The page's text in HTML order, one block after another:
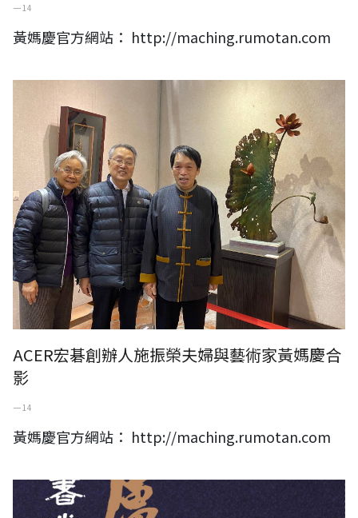
一 14
黃媽慶官方網站： http://maching.rumotan.com
ACER宏碁創辦人施振榮夫婦與藝術家黃媽慶合影
ACER宏碁創辦人施振榮夫婦與藝術家黃媽慶合
影
一 14
黃媽慶官方網站： http://maching.rumotan.com
澹盧書會第五十三次會員展作品線上電子書